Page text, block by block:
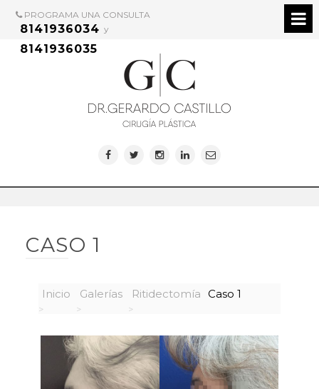
PROGRAMA UNA CONSULTA
8141936034 y
8141936035
CASO 1
Inicio Galerías Ritidectomía Caso 1